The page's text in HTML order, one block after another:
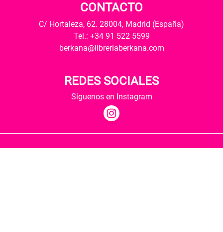
CONTACTO
C/ Hortaleza, 62. 28004, Madrid (España)
Tel.: +34 91 522 5599
berkana@libreriaberkana.com
REDES SOCIALES
Síguenos en Instagram